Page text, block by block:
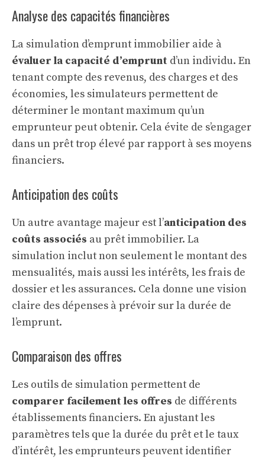
Analyse des capacités financières
La simulation d’emprunt immobilier aide à
évaluer la capacité d’emprunt d’un individu. En
tenant compte des revenus, des charges et des
économies, les simulateurs permettent de
déterminer le montant maximum qu’un
emprunteur peut obtenir. Cela évite de s’engager
dans un prêt trop élevé par rapport à ses moyens
financiers.
Anticipation des coûts
Un autre avantage majeur est l’anticipation des
coûts associés au prêt immobilier. La
simulation inclut non seulement le montant des
mensualités, mais aussi les intérêts, les frais de
dossier et les assurances. Cela donne une vision
claire des dépenses à prévoir sur la durée de
l’emprunt.
Comparaison des offres
Les outils de simulation permettent de
comparer facilement les offres de différents
établissements financiers. En ajustant les
paramètres tels que la durée du prêt et le taux
d’intérêt, les emprunteurs peuvent identifier